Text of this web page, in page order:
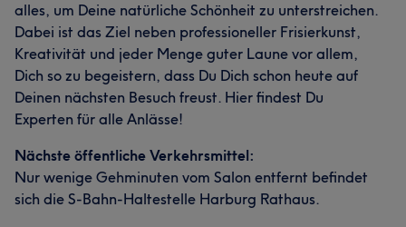
Was unsere Kunden über Manu sagen
Was unsere Kunden über Seel sagen
Professionell 9 Sympathisch 5
alles, um Deine natürliche Schönheit zu unterstreichen.
Dabei ist das Ziel neben professioneller Frisierkunst,
Kreativität und jeder Menge guter Laune vor allem,
Dich so zu begeistern, dass Du Dich schon heute auf
Deinen nächsten Besuch freust. Hier findest Du
Experten für alle Anlässe!
Nächste öffentliche Verkehrsmittel:
Nur wenige Gehminuten vom Salon entfernt befindet
sich die S-Bahn-Haltestelle Harburg Rathaus.